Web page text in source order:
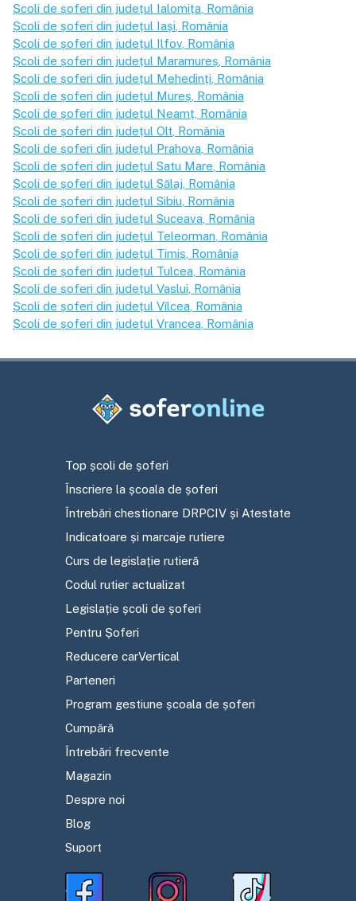
Școli de șoferi din județul Ialomița , România
Școli de șoferi din județul Iași , România
Școli de șoferi din județul Ilfov , România
Școli de șoferi din județul Maramureș , România
Școli de șoferi din județul Mehedinți , România
Școli de șoferi din județul Mureș , România
Școli de șoferi din județul Neamț , România
Școli de șoferi din județul Olt , România
Școli de șoferi din județul Prahova , România
Școli de șoferi din județul Satu Mare , România
Școli de șoferi din județul Sălaj , România
Școli de șoferi din județul Sibiu , România
Școli de șoferi din județul Suceava , România
Școli de șoferi din județul Teleorman , România
Școli de șoferi din județul Timiș , România
Școli de șoferi din județul Tulcea , România
Școli de șoferi din județul Vaslui , România
Școli de șoferi din județul Vîlcea , România
Școli de șoferi din județul Vrancea , România
Top școli de șoferi
Înscriere la școala de șoferi
Întrebări chestionare DRPCIV și Atestate
Indicatoare și marcaje rutiere
Curs de legislație rutieră
Codul rutier actualizat
Legislație școli de șoferi
Pentru Șoferi
Reducere carVertical
Parteneri
Program gestiune școala de șoferi
Cumpără
Întrebări frecvente
Magazin
Despre noi
Blog
Suport